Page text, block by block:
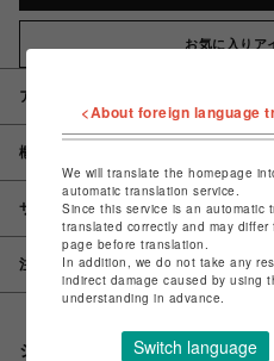
お気に入りア
アイテム説明 / 素材
概要
サイズ
注意事項
シェアする
<About foreign language
We will translate the homepage
automatic translation service.
Since this service is an automatic
translated correctly and may
page before translation.
In addition, we do not take any
indirect damage caused by using
understanding in advance.
Switch language